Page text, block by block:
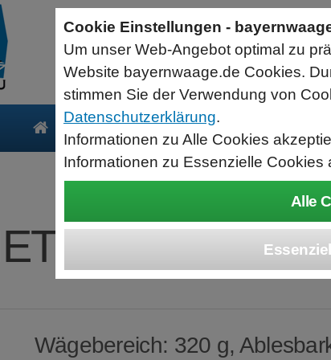
Wägebereich: 320 g,
Produkte Service
MA35
zur schnellen und
der Materialfeuchte flüssiger, pastöser
dem Verfahren der Thermogravimetrie.
1 mg
Cookie Einstellungen -
Um unser Web-Angebot optimal zu
Website bayernwaage.de Cookies.
stimmen Sie der Verwendung von
Datenschutzerklärung.
Informationen zu Alle Cookies
Informationen zu Essenzielle Cookies